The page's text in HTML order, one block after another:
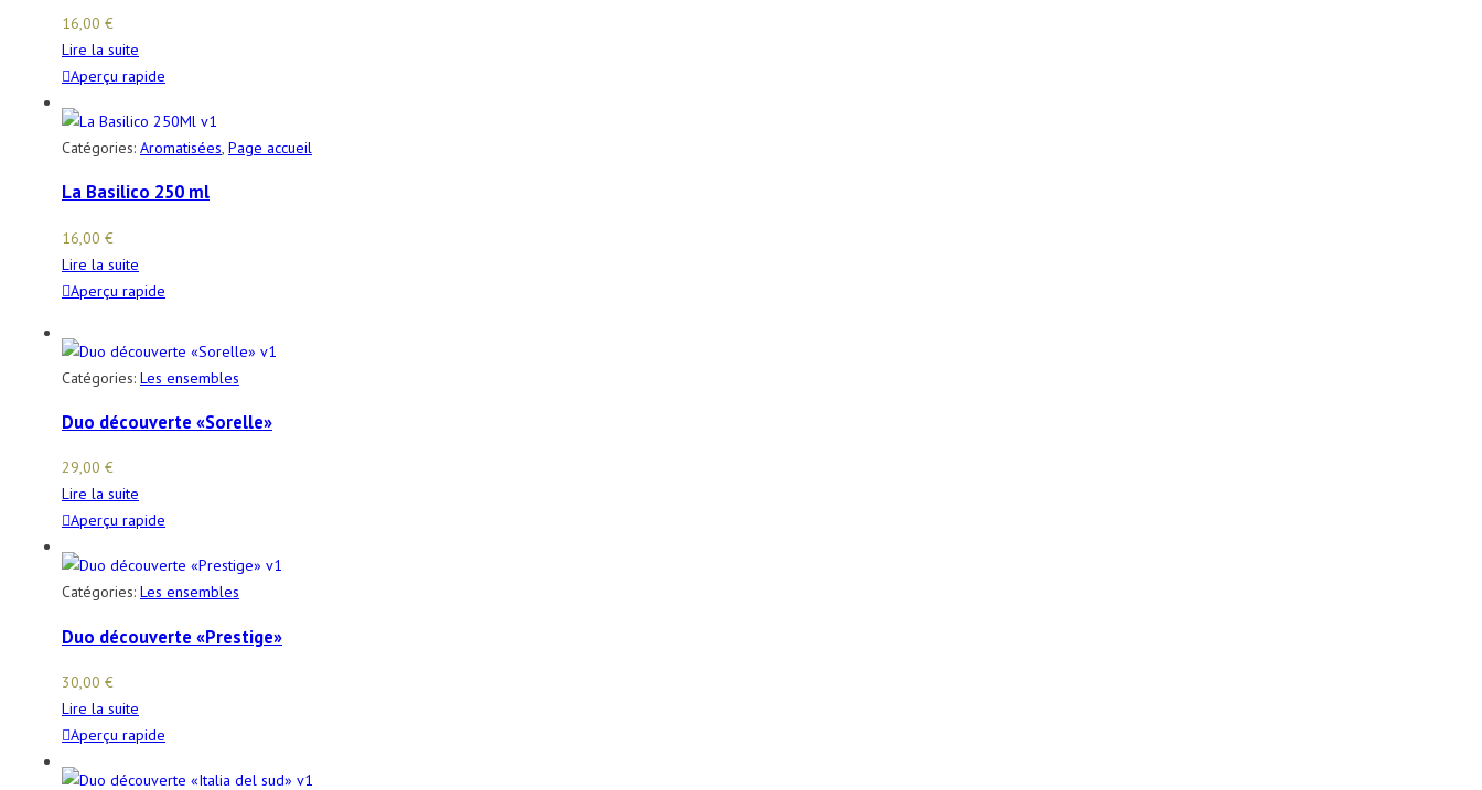
16,00 €
Lire la suite
Aperçu rapide
Catégories: Aromatisées, Page accueil
La Basilico 250 ml
16,00 €
Lire la suite
Aperçu rapide
Catégories: Les ensembles
Duo découverte «Sorelle»
29,00 €
Lire la suite
Aperçu rapide
Catégories: Les ensembles
Duo découverte «Prestige»
30,00 €
Lire la suite
Aperçu rapide